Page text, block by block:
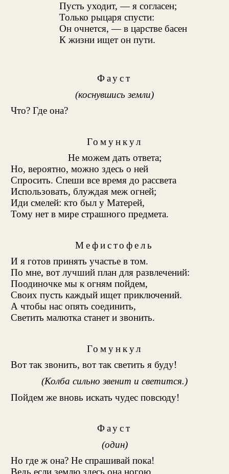
Пусть уходит, — я согласен;
Только рыцаря спусти:
Он очнется, — в царстве басен
К жизни ищет он пути.
Фауст
(коснувшись земли)
Что? Где она?
Гомункул
Не можем дать ответа;
Но, вероятно, можно здесь о ней
Спросить. Спеши все время до рассвета
Использовать, блуждая меж огней;
Иди смелей: кто был у Матерей,
Тому нет в мире страшного предмета.
Мефистофель
И я готов принять участье в том.
По мне, вот лучший план для развлечений:
Поодиночке мы к огням пойдем,
Своих пусть каждый ищет приключений.
А чтобы нас опять соединить,
Светить малютка станет и звонить.
Гомункул
Вот так звонить, вот так светить я буду!
(Колба сильно звенит и светится.)
Пойдем же вновь искать чудес повсюду!
Фауст
(один)
Но где ж она? Не спрашивай пока!
Ведь если землю здесь она ногою